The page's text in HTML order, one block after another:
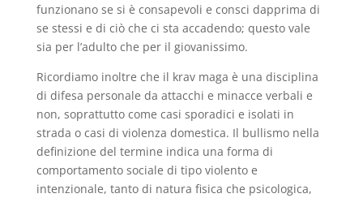
funzionano se si è consapevoli e consci dapprima di
se stessi e di ciò che ci sta accadendo; questo vale
sia per l’adulto che per il giovanissimo.
Ricordiamo inoltre che il krav maga è una disciplina
di difesa personale da attacchi e minacce verbali e
non, soprattutto come casi sporadici e isolati in
strada o casi di violenza domestica. Il bullismo nella
definizione del termine indica una forma di
comportamento sociale di tipo violento e
intenzionale, tanto di natura fisica che psicologica,